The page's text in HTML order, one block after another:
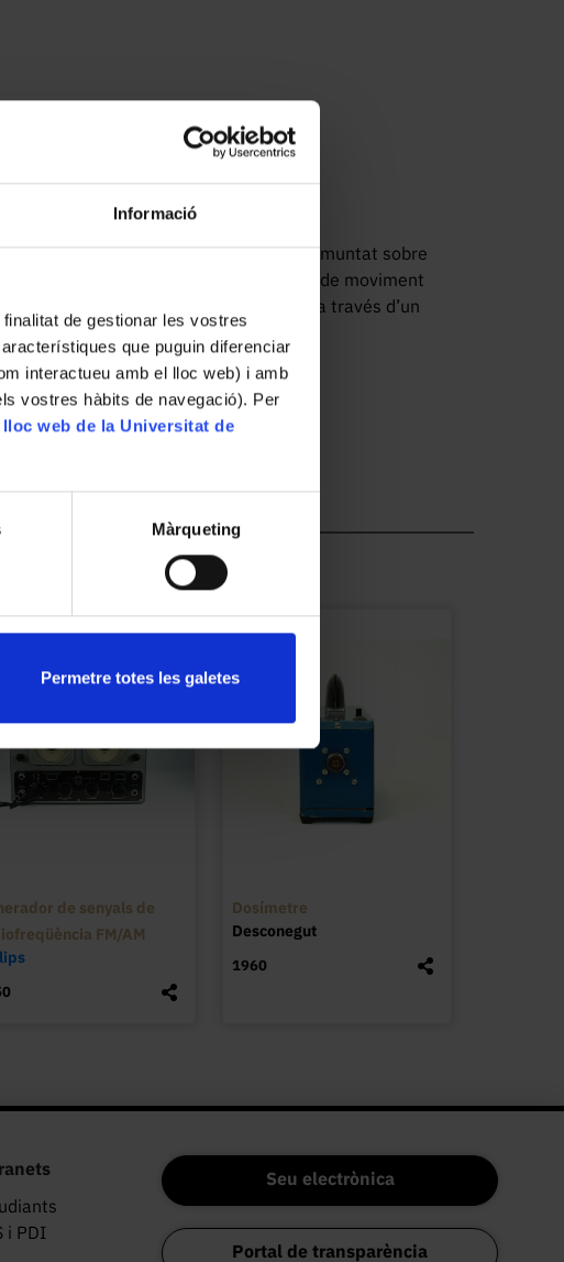
Informació
de gestionar les vostres
que puguin diferenciar
interactueu amb el lloc web) i amb
vostres hàbits de navegació). Per
web de la Universitat de
Màrqueting
Permetre totes les galetes
fi amb transmissió per engranatges, muntat sobre
de fusta. L’aparell presenta un sistema de moviment
maneta, que transmet el moviment a través d’un
engrana amb la roda dentada, produint una
reducció de velocitat i augment del parell.
sistema permet visualitzar de manera clara els
i els engranatges.
dels equips docents dels gabinets de física del segle
principis de mecànica. La seva construcció en
de senyals de
FM/AM
Dosímetre
Desconegut
1960
i PDI
Seu electrònica
Portal de transparència